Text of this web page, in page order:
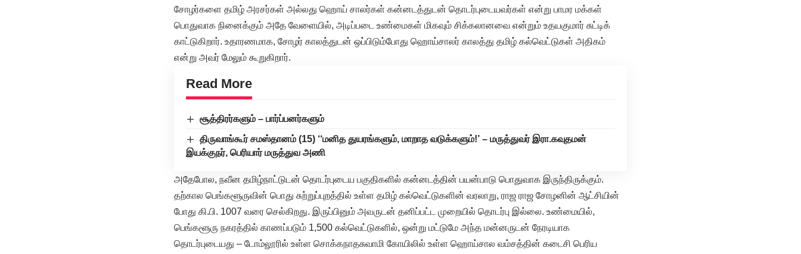
சோழர்களை தமிழ் அரசர்கள் அல்லது ஹொய் சாலர்கள் கன்னடத்துடன் தொடர்புடையவர்கள் என்று பாமர மக்கள்
பொதுவாக நினைக்கும் அதே வேளையில், அடிப்படை உண்மைகள் மிகவும் சிக்கலானவை என்றும் உதயகுமார் சுட்டிக்
காட்டுகிறார். உதாரணமாக, சோழர் காலத்துடன் ஒப்பிடும்போது ஹொய்சாலர் காலத்து தமிழ் கல்வெட்டுகள் அதிகம்
என்று அவர் மேலும் கூறுகிறார்.
Read More
சூத்திரர்களும் – பார்ப்பனர்களும்
திருவாங்கூர் சமஸ்தானம் (15) ‘‘மனித துயரங்களும், மாறாத வடுக்களும்!’ – மருத்துவர் இரா.கவுதமன்
இயக்குநர், பெரியார் மருத்துவ அணி
அதேபோல, நவீன தமிழ்நாட்டுடன் தொடர்புடைய பகுதிகளில் கன்னடத்தின் பயன்பாடு பொதுவாக இருந்திருக்கும்.
தற்கால பெங்களூருவின் பொது சுற்றுப்புறத்தில் உள்ள தமிழ் கல்வெட்டுகளின் வரலாறு, ராஜ ராஜ சோழனின் ஆட்சியின்
போது கி.பி. 1007 வரை செல்கிறது. இருப்பினும் அவருடன் தனிப்பட்ட முறையில் தொடர்பு இல்லை. உண்மையில்,
பெங்களூரு நகரத்தில் காணப்படும் 1,500 கல்வெட்டுகளில், ஒன்று மட்டுமே அந்த மன்னருடன் நேரடியாக
தொடர்புடையது – டோம்லூரில் உள்ள சொக்கநாதசுவாமி கோயிலில் உள்ள ஹொய்சால வம்சத்தின் கடைசி பெரிய